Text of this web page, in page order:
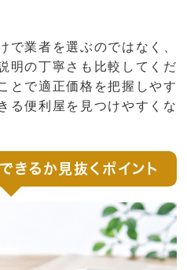
で業者を選ぶのではなく、
明の丁寧さも比較してくだ
とで適正価格を把握しやす
る便利屋を見つけやすくな
きるか見抜くポイント